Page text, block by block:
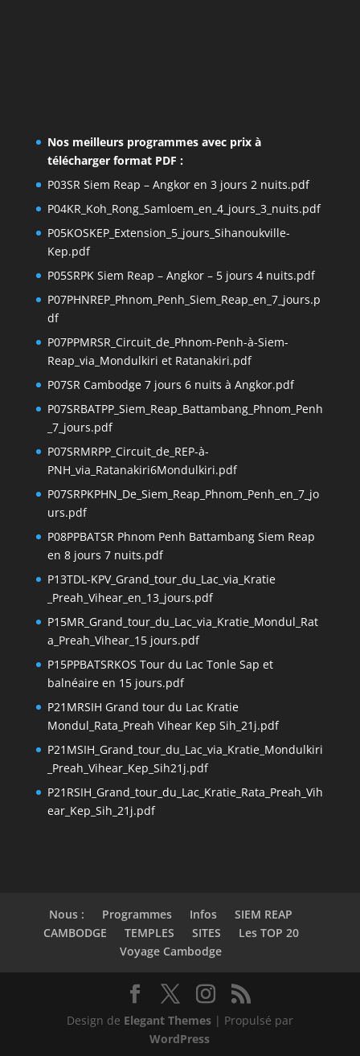
Nos meilleurs programmes avec prix à
télécharger format PDF :
P03SR Siem Reap – Angkor en 3 jours 2 nuits.pdf
P04KR_Koh_Rong_Samloem_en_4_jours_3_nuits.pdf
P05KOSKEP_Extension_5_jours_Sihanoukville-
Kep.pdf
P05SRPK Siem Reap – Angkor – 5 jours 4 nuits.pdf
P07PHNREP_Phnom_Penh_Siem_Reap_en_7_jours.p
df
P07PPMRSR_Circuit_de_Phnom-Penh-à-Siem-
Reap_via_Mondulkiri et Ratanakiri.pdf
P07SR Cambodge 7 jours 6 nuits à Angkor.pdf
P07SRBATPP_Siem_Reap_Battambang_Phnom_Penh
_7_jours.pdf
P07SRMRPP_Circuit_de_REP-à-
PNH_via_Ratanakiri6Mondulkiri.pdf
P07SRPKPHN_De_Siem_Reap_Phnom_Penh_en_7_jo
urs.pdf
P08PPBATSR Phnom Penh Battambang Siem Reap
en 8 jours 7 nuits.pdf
P13TDL-KPV_Grand_tour_du_Lac_via_Kratie
_Preah_Vihear_en_13_jours.pdf
P15MR_Grand_tour_du_Lac_via_Kratie_Mondul_Rat
a_Preah_Vihear_15 jours.pdf
P15PPBATSRKOS Tour du Lac Tonle Sap et
balnéaire en 15 jours.pdf
P21MRSIH Grand tour du Lac Kratie
Mondul_Rata_Preah Vihear Kep Sih_21j.pdf
P21MSIH_Grand_tour_du_Lac_via_Kratie_Mondulkiri
_Preah_Vihear_Kep_Sih21j.pdf
P21RSIH_Grand_tour_du_Lac_Kratie_Rata_Preah_Vih
ear_Kep_Sih_21j.pdf
Nous : Programmes Infos
SIEM REAP
CAMBODGE
TEMPLES SITES
Les TOP 20
Voyage Cambodge
Design de Elegant Themes| Propulsé par
WordPress